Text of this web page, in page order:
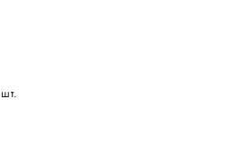
шт.